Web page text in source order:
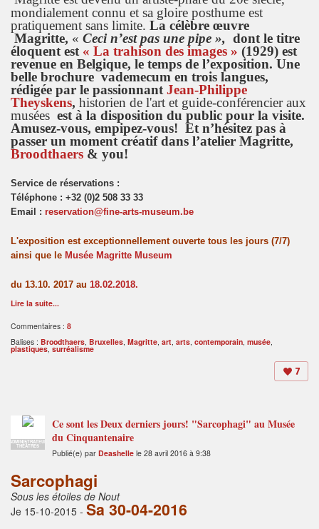
mondialement connu et sa gloire posthume est
pratiquement sans limite. La célèbre œuvre
Magritte, « Ceci n’est pas une pipe », dont le titre
éloquent est « La trahison des images » (1929) est
revenue en Belgique, le temps de l’exposition. Une
belle brochure vademecum en trois langues,
rédigée par le passionnant Jean-Philippe
Theyskens, historien de l'art et guide-conférencier aux
musées est à la disposition du public pour la visite.
Amusez-vous, empipez-vous! Et n’hésitez pas à
passer un moment créatif dans l’atelier Magritte,
Broodthaers & you!
Service de réservations :
Téléphone : +32 (0)2 508 33 33
Email : reservation@fine-arts-museum.be
L'exposition est exceptionnellement ouverte tous les jours (7/7)
ainsi que le Musée Magritte Museum
du 13.10. 2017 au 18.02.2018.
Lire la suite...
Commentaires : 8
Balises : Broodthaers, Bruxelles, Magritte, art, arts, contemporain, musée,
plastiques, surréalisme
7
ADMINISTRATEUR
THÉÂTRES
Ce sont les Deux derniers jours! "Sarcophagi" au Musée
du Cinquantenaire
Publié(e) par Deashelle le 28 avril 2016 à 9:38
Sarcophagi
Sous les étoiles de Nout
Je 15-10-2015 - Sa 30-04-2016